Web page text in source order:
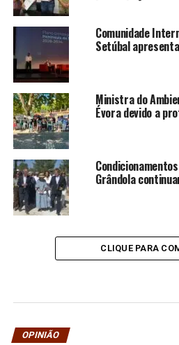
Comunidade
Setúbal
Ministra do
Évora devido a
Grândola
CLIQUE PARA
OPINIÃO